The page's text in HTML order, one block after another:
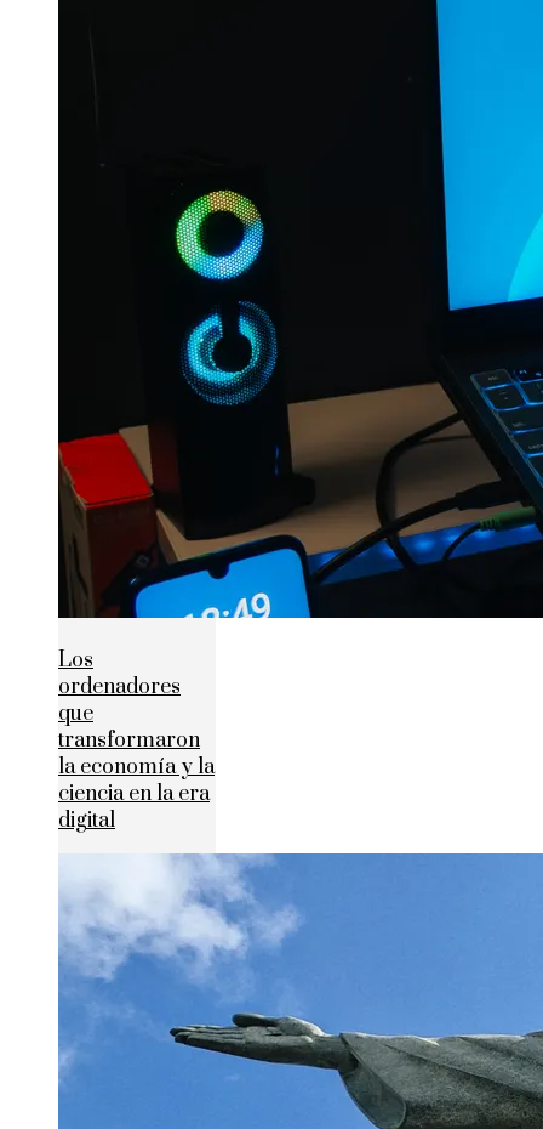
Los
ordenadores
que
transformaron
la economía y la
ciencia en la era
digital